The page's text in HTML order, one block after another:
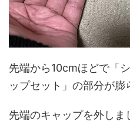
先端から10cmほどで「
ップセット」の部分が膨
先端のキャップを外しま